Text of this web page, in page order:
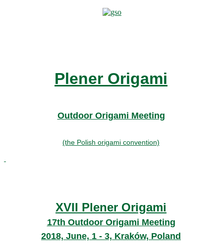
Plener Origami
Outdoor Origami Meeting
(the Polish origami convention)
XVII Plener Origami
17th Outdoor Origami Meeting
2018, June, 1 - 3, Kraków, Poland